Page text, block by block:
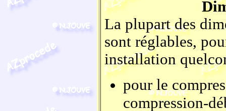
La plupart des
sont réglables,
installation
pour le
compression-